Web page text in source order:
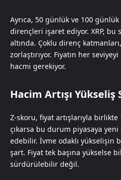
Ayrıca, 50 günlük ve 100
dirençleri işaret ediyor. XRP, bu
altında. Çoklu direnç
zorlaştırıyor. Fiyatın her
hacmi gerekiyor.
Hacim Artışı
Z-skoru, fiyat artışlarıyla birlikte
çıkarsa bu durum piyasaya
edebilir. İvme odaklı yükselişin
şart. Fiyat tek başına yükselse
sürdürülebilir değil.